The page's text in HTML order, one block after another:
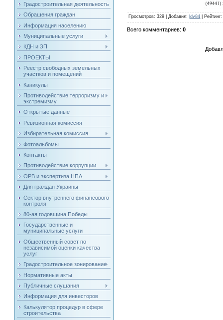
Градостроительная деятельность
Обращения граждан
Информация населению
Муниципальные услуги
КДН и ЗП
ПРОЕКТЫ
Реестр свободных земельных
участков и помещений
Каникулы
Противодействие терроризму и
экстремизму
Открытые данные
Ревизионная комиссия
Избирательная комиссия
Фотоальбомы
Контакты
Противодействие коррупции
ОРВ и экспертиза НПА
Для граждан Украины
Сектор внутреннего финансового
контроля
80-ая годовщина Победы
Государственные и
муниципальные услуги
Общественный совет по
независимой оценки качества
услуг
Градостроительное зонирование
Нормативные акты
Публичные слушания
Информация для инвесторов
Калькулятор процедур в сфере
строительства
Просмотров: 329 |Добавил: ldv84 Рейтинг
Всего комментариев:0